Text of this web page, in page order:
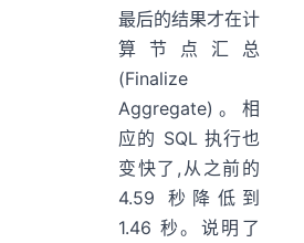
最后的结果才在计
算节点汇总
(Finalize
Aggregate)。相
应的 SQL 执行也
变快了,从之前的
4.59 秒降低到
1.46 秒。说明了